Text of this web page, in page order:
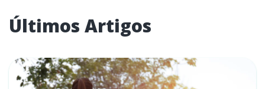
Últimos Artigos